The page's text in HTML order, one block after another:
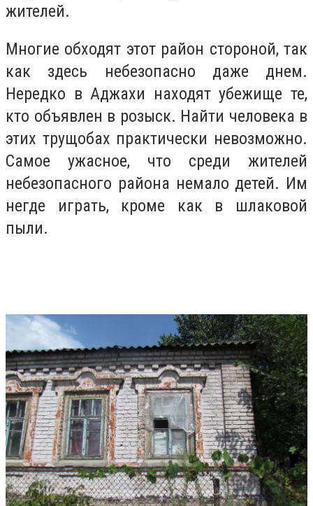
жителей.
Многие обходят этот район стороной, так
как здесь небезопасно даже днем.
Нередко в Аджахи находят убежище те,
кто объявлен в розыск. Найти человека в
этих трущобах практически невозможно.
Самое ужасное, что среди жителей
небезопасного района немало детей. Им
негде играть, кроме как в шлаковой
пыли.